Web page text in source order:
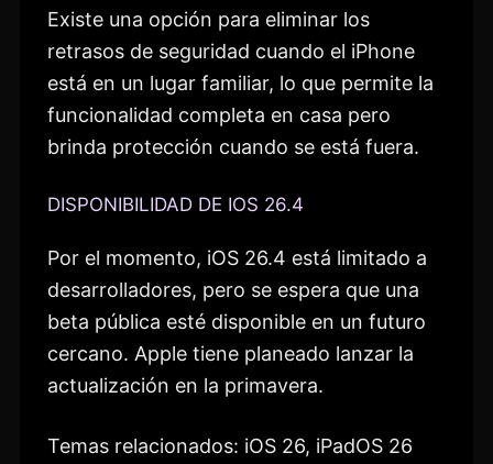
Existe una opción para eliminar los
retrasos de seguridad cuando el iPhone
está en un lugar familiar, lo que permite la
funcionalidad completa en casa pero
brinda protección cuando se está fuera.
DISPONIBILIDAD DE IOS 26.4
Por el momento, iOS 26.4 está limitado a
desarrolladores, pero se espera que una
beta pública esté disponible en un futuro
cercano. Apple tiene planeado lanzar la
actualización en la primavera.
Temas relacionados: iOS 26, iPadOS 26